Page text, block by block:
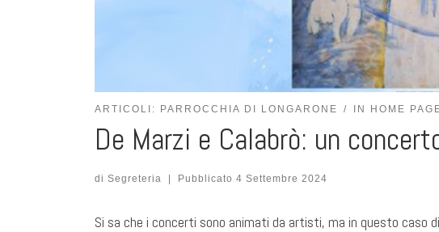
ARTICOLI: PARROCCHIA DI LONGARONE IN HOME
De Marzi e Calabrò: un
di Segreteria | Pubblicato 4 Settembre 2024
Si sa che i concerti sono animati da artisti, ma in questo